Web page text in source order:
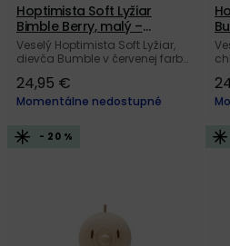
Hoptimista Soft Lyžiar
Bimble Berry, malý –
červený
Veselý Hoptimista Soft Lyžiar,
dievča Bumble v červenej farbe,
od dánskej značky Hoptimist.
24,95 €
Momentálne nedostupné
- 20 %